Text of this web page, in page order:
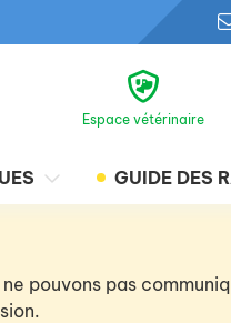
Espace vétérinaire
GUIDE DES
pouvons pas